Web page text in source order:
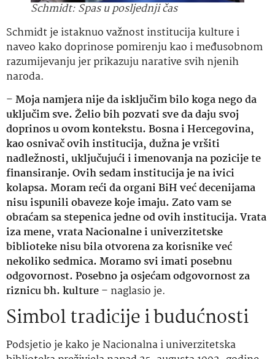
Schmidt: Spas u posljednji čas
Schmidt je istaknuo važnost institucija kulture i
naveo kako doprinose pomirenju kao i međusobnom
razumijevanju jer prikazuju narative svih njenih
naroda.
–Moja namjera nije da isključim bilo koga nego da
uključim sve. Želio bih pozvati sve da daju svoj
doprinos u ovom kontekstu. Bosna i Hercegovina,
kao osnivač ovih institucija, dužna je vršiti
nadležnosti, uključujući i imenovanja na pozicije te
finansiranje. Ovih sedam institucija je na ivici
kolapsa. Moram reći da organi BiH već decenijama
nisu ispunili obaveze koje imaju. Zato vam se
obraćam sa stepenica jedne od ovih institucija. Vrata
iza mene, vrata Nacionalne i univerzitetske
biblioteke nisu bila otvorena za korisnike već
nekoliko sedmica. Moramo svi imati posebnu
odgovornost. Posebno ja osjećam odgovornost za
riznicu bh. kulture– naglasio je.
Simbol tradicije i budućnosti
Podsjetio je kako je Nacionalna i univerzitetska